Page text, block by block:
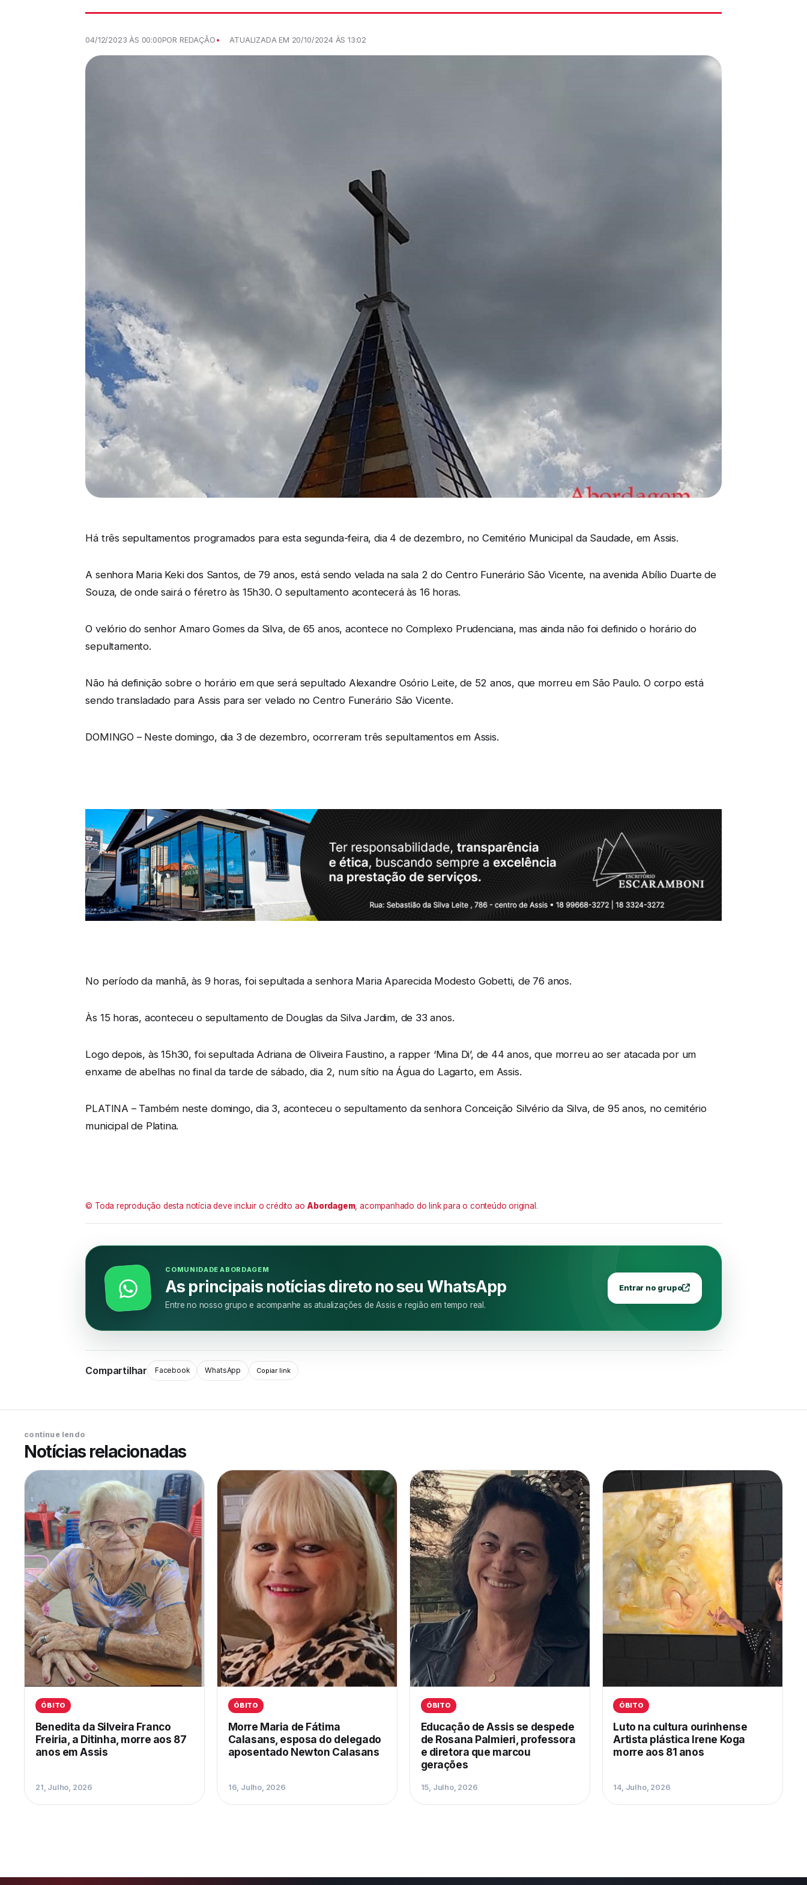
04/12/2023 ÀS 00:00POR REDAÇÃO ATUALIZADA EM 20/10/2024 ÀS 13:02
Há três sepultamentos programados para esta segunda-feira, dia 4 de dezembro, no Cemitério Municipal da Saudade, em Assis.
A senhora Maria Keki dos Santos, de 79 anos, está sendo velada na sala 2 do Centro Funerário São Vicente, na avenida Abílio Duarte de
Souza, de onde sairá o féretro às 15h30. O sepultamento acontecerá às 16 horas.
O velório do senhor Amaro Gomes da Silva, de 65 anos, acontece no Complexo Prudenciana, mas ainda não foi definido o horário do
sepultamento.
Não há definição sobre o horário em que será sepultado Alexandre Osório Leite, de 52 anos, que morreu em São Paulo. O corpo está
sendo transladado para Assis para ser velado no Centro Funerário São Vicente.
DOMINGO – Neste domingo, dia 3 de dezembro, ocorreram três sepultamentos em Assis.
No período da manhã, às 9 horas, foi sepultada a senhora Maria Aparecida Modesto Gobetti, de 76 anos.
Às 15 horas, aconteceu o sepultamento de Douglas da Silva Jardim, de 33 anos.
Logo depois, às 15h30, foi sepultada Adriana de Oliveira Faustino, a rapper ‘Mina Di’, de 44 anos, que morreu ao ser atacada por um
enxame de abelhas no final da tarde de sábado, dia 2, num sítio na Água do Lagarto, em Assis.
PLATINA – Também neste domingo, dia 3, aconteceu o sepultamento da senhora Conceição Silvério da Silva, de 95 anos, no cemitério
municipal de Platina.
© Toda reprodução desta notícia deve incluir o crédito ao Abordagem, acompanhado do link para o conteúdo original.
COMUNIDADE ABORDAGEM
As principais notícias direto no seu WhatsApp
Entre no nosso grupo e acompanhe as atualizações de Assis e região em tempo real.
Entrar no grupo
Compartilhar Facebook WhatsApp Copiar link
continue lendo
Notícias relacionadas
ÓBITO
Benedita da Silveira Franco
Freiria, a Ditinha, morre aos 87
anos em Assis
21, Julho, 2026
ÓBITO
Morre Maria de Fátima
Calasans, esposa do delegado
aposentado Newton Calasans
16, Julho, 2026
ÓBITO
Educação de Assis se despede
de Rosana Palmieri, professora
e diretora que marcou
gerações
15, Julho, 2026
ÓBITO
Luto na cultura ourinhense
Artista plástica Irene Koga
morre aos 81 anos
14, Julho, 2026